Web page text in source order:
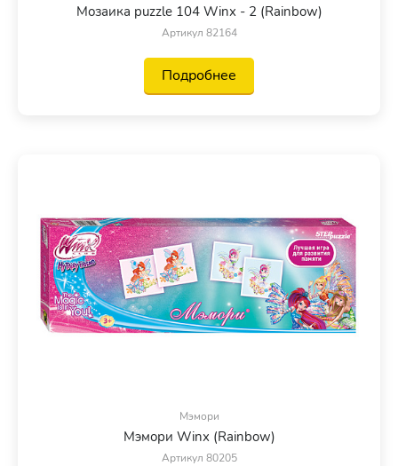
Мозаика puzzle 104 Winx - 2 (Rainbow)
Артикул 82164
Подробнее
Мэмори
Мэмори Winx (Rainbow)
Артикул 80205